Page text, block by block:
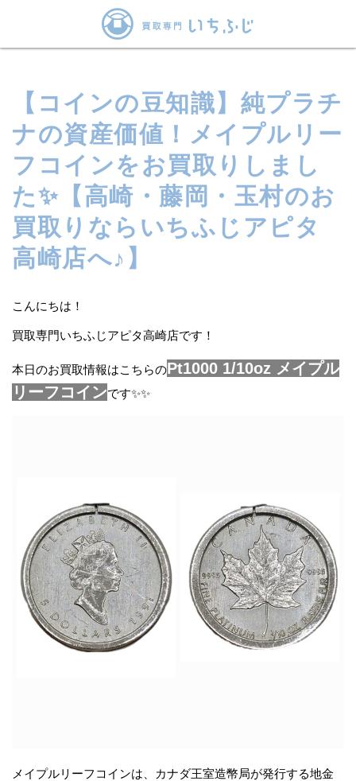
【コインの豆知識】純プラチ
ナの資産価値！メイプルリー
フコインをお買取りしまし
た✨【高崎・藤岡・玉村のお
買取りならいちふじアピタ
高崎店へ♪】
こんにちは！
買取専門いちふじアピタ高崎店です！
本日のお買取情報はこちらのPt1000 1/10oz メイプル
リーフコインです✨✨
メイプルリーフコインは、カナダ王室造幣局が発行する地金